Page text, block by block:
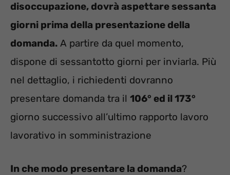
disoccupazione, dovrà aspettare sessanta
giorni prima della presentazione della
domanda. A partire da quel momento,
dispone di sessantotto giorni per inviarla. Più
nel dettaglio, i richiedenti dovranno
presentare domanda tra il 106° ed il 173°
giorno successivo all’ultimo rapporto lavoro
lavorativo in somministrazione
In che modo presentare la domanda?